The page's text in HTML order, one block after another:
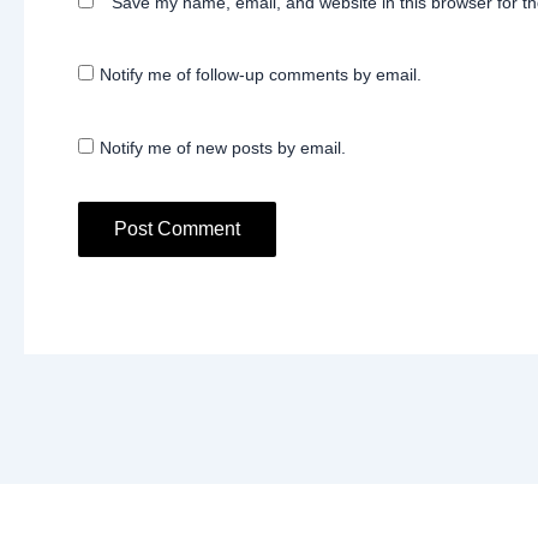
Notify me of follow-up comments by email.
Notify me of new posts by email.